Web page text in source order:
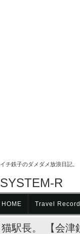
イチ鉄子のダメダメ放浪日記。
SYSTEM-R
HOME Travel Record
猫駅長。 【会津